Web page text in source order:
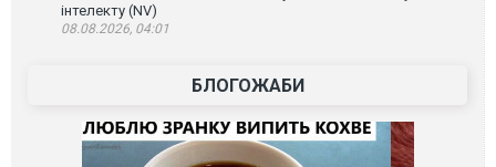
інтелекту (NV)
08.08.2026, 04:01
БЛОГОЖАБИ